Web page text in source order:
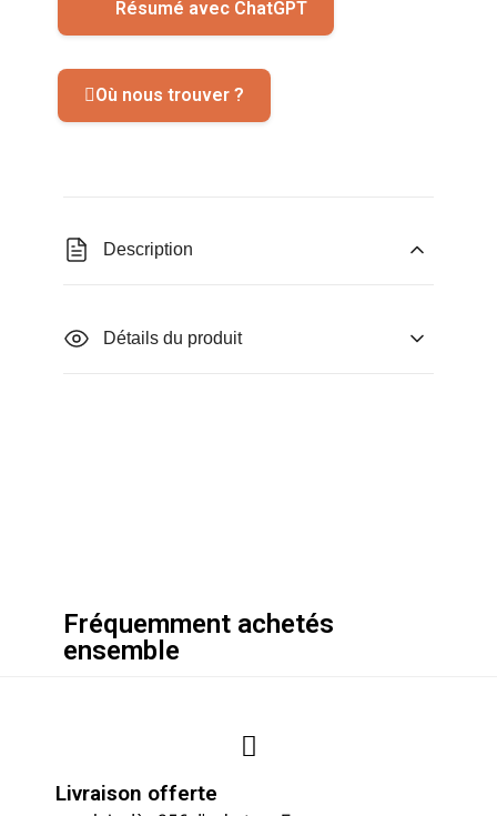
Résumé avec ChatGPT
Où nous trouver ?
Description
Détails du produit
Fréquemment achetés
ensemble
Livraison offerte